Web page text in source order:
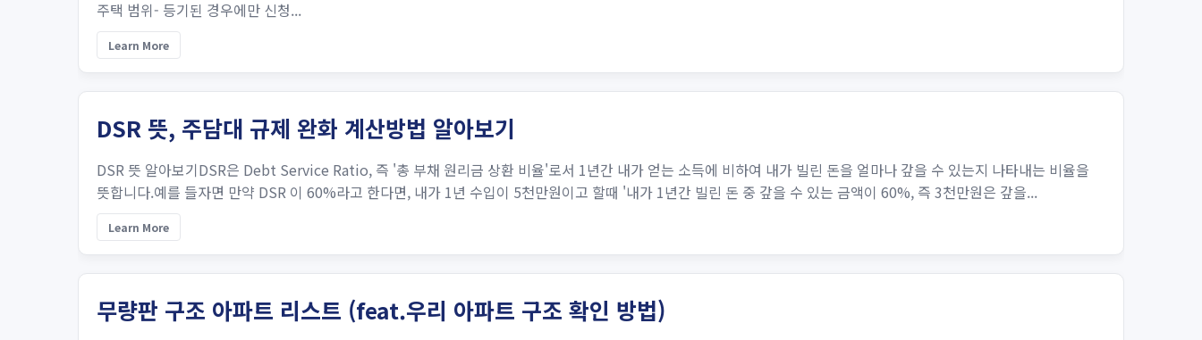
주택 범위- 등기된 경우에만 신청...
Learn More
DSR 뜻, 주담대 규제 완화 계산방법 알아보기
DSR 뜻 알아보기DSR은 Debt Service Ratio, 즉 '총 부채 원리금 상환 비율'로서 1년간 내가 얻는 소득에 비하여 내가 빌린 돈을 얼마나 갚을 수 있는지 나타내는 비율을
뜻합니다.예를 들자면 만약 DSR 이 60%라고 한다면, 내가 1년 수입이 5천만원이고 할때 '내가 1년간 빌린 돈 중 갚을 수 있는 금액이 60%, 즉 3천만원은 갚을...
Learn More
무량판 구조 아파트 리스트 (feat.우리 아파트 구조 확인 방법)